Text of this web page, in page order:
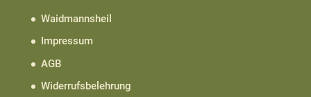
Waidmannsheil
Impressum
AGB
Widerrufsbelehrung